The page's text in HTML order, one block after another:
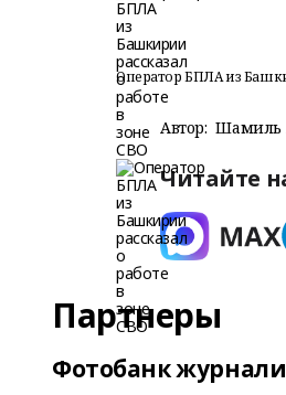
Оператор БПЛА из
Автор: Шамиль
Читайте
Партнеры
Фотобанк